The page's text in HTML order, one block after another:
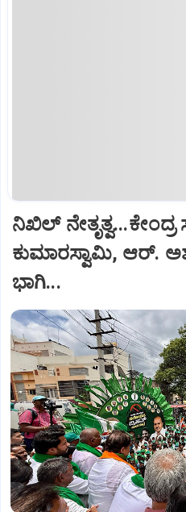
ನಿಖಿಲ್‌
ಕುಮಾರಸ್ವಾಮಿ, ಆರ್‌.
ಭಾಗಿ...